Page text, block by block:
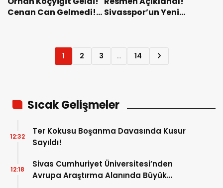
Cenan Can Gelmedi!
Sivasspor’un Yeni
1 2 3 … 14
Sıcak Gelişmeler
Ter Kokusu Boşanma Davasında Kusur
Sayıldı!
12:32
Sivas Cumhuriyet Üniversitesi’nden
Avrupa Araştırma Alanında Büyük
12:18